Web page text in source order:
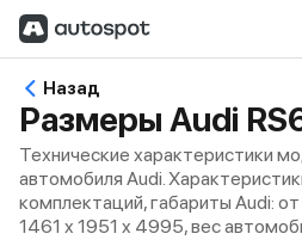
Назад
Размеры Audi
Технические характеристики
автомобиля Audi.
комплектаций, габариты Audi:
1461 x 1951 x 4995, вес